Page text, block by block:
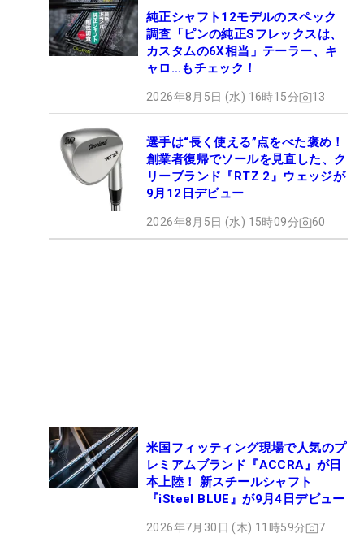
純正シャフト12モデルのスペック
調査「ピンの純正Sフレックスは、
カスタムの6X相当」テーラー、キ
ャロ…もチェック！
2026年8月5日 (水) 16時15分 13
選手は“長く使える”点をべた褒め！
創業者復帰でソールを見直した、ク
リーブランド『RTZ 2』ウェッジが
9月12日デビュー
2026年8月5日 (水) 15時09分 60
米国フィッティング現場で人気のプ
レミアムブランド『ACCRA』が日
本上陸！ 新スチールシャフト
『iSteel BLUE』が9月4日デビュー
2026年7月30日 (木) 11時59分 7